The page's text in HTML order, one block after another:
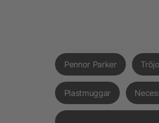
Pennor Parker
Plastmuggar